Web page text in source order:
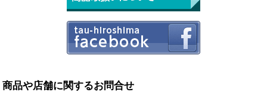
商品や店舗に関するお問合せ